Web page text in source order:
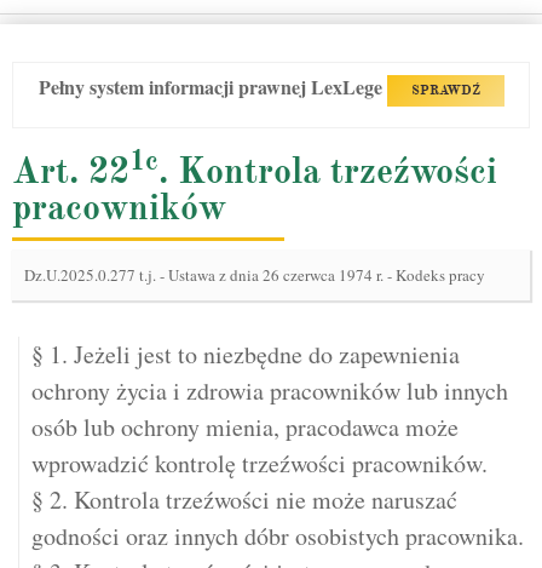
Pełny system informacji prawnej LexLege SPRAWDŹ
Art. 221c. Kontrola trzeźwości
pracowników
Dz.U.2025.0.277 t.j.-Ustawa z dnia 26 czerwca 1974 r. - Kodeks pracy
§ 1. Jeżeli jest to niezbędne do zapewnienia
ochrony życia i zdrowia pracowników lub innych
osób lub ochrony mienia, pracodawca może
wprowadzić kontrolę trzeźwości pracowników.
§ 2. Kontrola trzeźwości nie może naruszać
godności oraz innych dóbr osobistych pracownika.